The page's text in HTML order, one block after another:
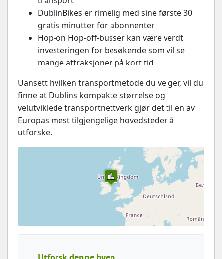
DublinBikes er rimelig med sine første 30
gratis minutter for abonnenter
Hop-on Hop-off-busser kan være verdt
investeringen for besøkende som vil se
mange attraksjoner på kort tid
Uansett hvilken transportmetode du velger, vil du
finne at Dublins kompakte størrelse og
velutviklede transportnettverk gjør det til en av
Europas mest tilgjengelige hovedsteder å
utforske.